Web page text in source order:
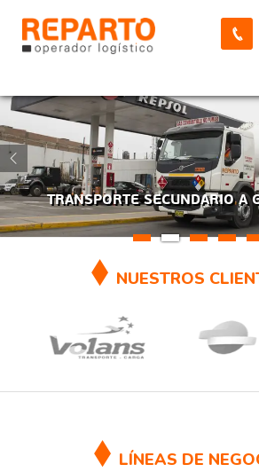
TRANSPORTE SECUNDARIO A
NUESTROS
LÍNEAS DE